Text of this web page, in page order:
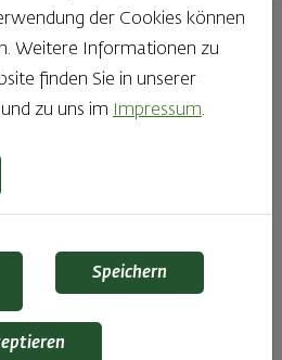
kleine Brötchen fürs
Koriander kombiniert
des Sesams sorgen
das Jour
der Cookies können
Weitere Informationen zu
finden Sie in unserer
und zu uns im Impressum.
Speichern